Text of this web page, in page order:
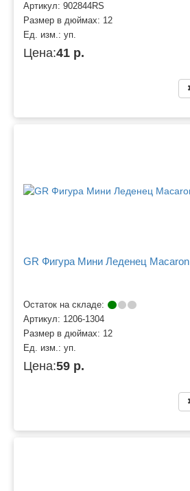
Артикул: 902844RS
Размер в дюймах: 12
Ед. изм.: уп.
Цена:41 р.
GR Фигура Мини Леденец Macaron
Остаток на складе:
Артикул: 1206-1304
Размер в дюймах: 12
Ед. изм.: уп.
Цена:59 р.